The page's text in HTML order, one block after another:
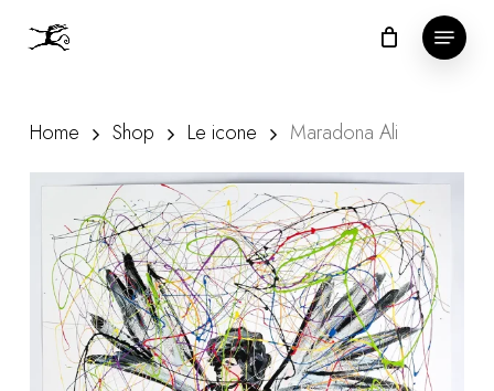
content
Menu
Home Shop Le icone Maradona Ali